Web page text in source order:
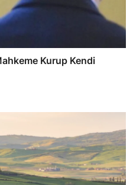
Kurup Kendi